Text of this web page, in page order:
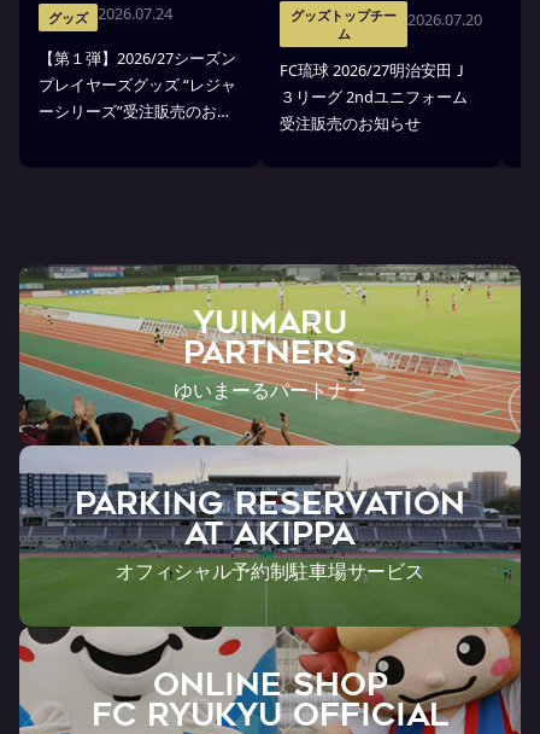
グッズ 2026.07.24
【第１弾】2026/27シーズン
プレイヤーズグッズ “レジャ
ーシリーズ”受注販売のお知
グッズトップチー
ム
2026.07.20
FC琉球 2026/27明治安田Ｊ
３リーグ 2ndユニフォーム
受注販売のお知らせ
YUIMARU
Partners
ゆいまーるパートナー
PARKING RESERVATION
AT Akippa
オフィシャル予約制駐車場サービス
ONLINE SHOP
FC RYUKYU OFFICIAL